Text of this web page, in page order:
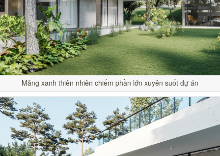
Mảng xanh thiên nhiên chiếm phần lớn xuyên suốt dự án